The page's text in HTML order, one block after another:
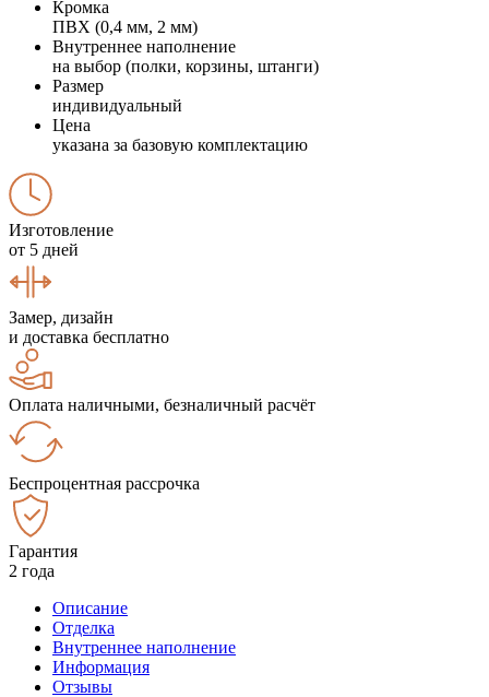
Кромка
ПВХ (0,4 мм, 2 мм)
Внутреннее наполнение
на выбор (полки, корзины, штанги)
Размер
индивидуальный
Цена
указана за базовую комплектацию
Изготовление
от 5 дней
Замер, дизайн
и доставка бесплатно
Оплата наличными, безналичный расчёт
Беспроцентная рассрочка
Гарантия
2 года
Описание
Отделка
Внутреннее наполнение
Информация
Отзывы